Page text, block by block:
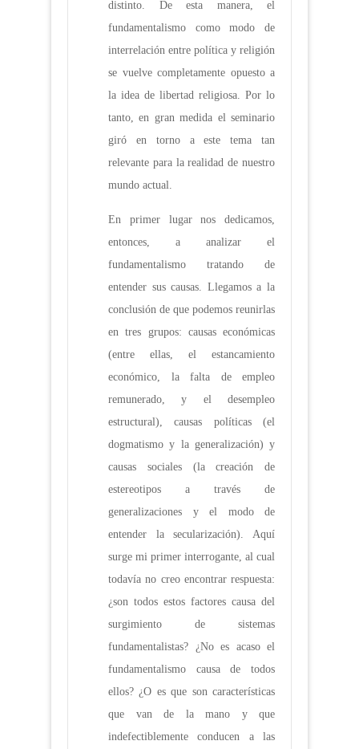
distinto. De esta manera, el
fundamentalismo como modo de
interrelación entre política y religión
se vuelve completamente opuesto a
la idea de libertad religiosa. Por lo
tanto, en gran medida el seminario
giró en torno a este tema tan
relevante para la realidad de nuestro
mundo actual.
En primer lugar nos dedicamos,
entonces, a analizar el
fundamentalismo tratando de
entender sus causas. Llegamos a la
conclusión de que podemos reunirlas
en tres grupos: causas económicas
(entre ellas, el estancamiento
económico, la falta de empleo
remunerado, y el desempleo
estructural), causas políticas (el
dogmatismo y la generalización) y
causas sociales (la creación de
estereotipos a través de
generalizaciones y el modo de
entender la secularización). Aquí
surge mi primer interrogante, al cual
todavía no creo encontrar respuesta:
¿son todos estos factores causa del
surgimiento de sistemas
fundamentalistas? ¿No es acaso el
fundamentalismo causa de todos
ellos? ¿O es que son características
que van de la mano y que
indefectiblemente conducen a las